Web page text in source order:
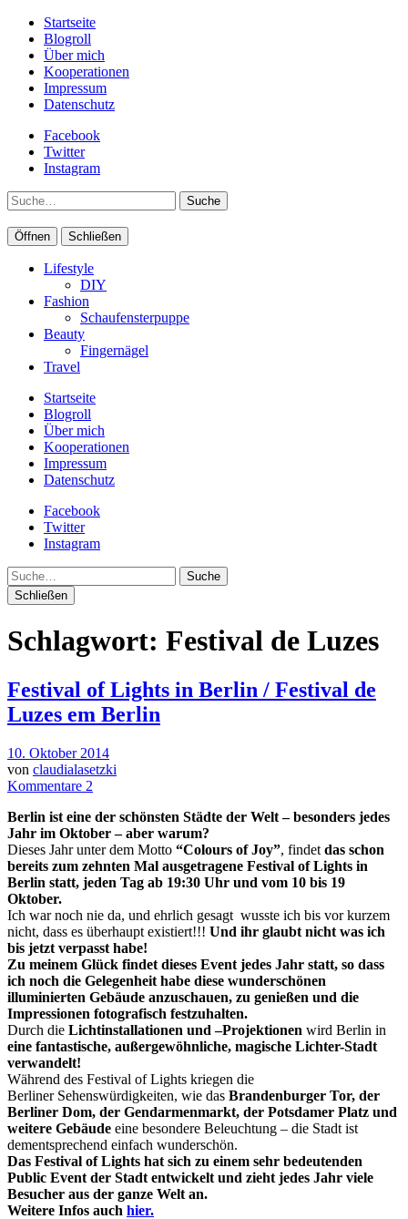
Startseite
Blogroll
Über mich
Kooperationen
Impressum
Datenschutz
Facebook
Twitter
Instagram
Suche
Öffnen Schließen
Lifestyle
DIY
Fashion
Schaufensterpuppe
Beauty
Fingernägel
Travel
Startseite
Blogroll
Über mich
Kooperationen
Impressum
Datenschutz
Facebook
Twitter
Instagram
Suche
Schließen
Schlagwort: Festival de Luzes
Festival of Lights in Berlin / Festival de
Luzes em Berlin
10. Oktober 2014
von claudialasetzki
Kommentare 2
Berlin ist eine der schönsten Städte der Welt – besonders jedes
Jahr im Oktober – aber warum?
Dieses Jahr unter dem Motto “Colours of Joy”, findet das schon
bereits zum zehnten Mal ausgetragene Festival of Lights in
Berlin statt, jeden Tag ab 19:30 Uhr und vom 10 bis 19
Oktober.
Ich war noch nie da, und ehrlich gesagt wusste ich bis vor kurzem
nicht, dass es überhaupt existiert!!! Und ihr glaubt nicht was ich
bis jetzt verpasst habe!
Zu meinem Glück findet dieses Event jedes Jahr statt, so dass
ich noch die Gelegenheit habe diese wunderschönen
illuminierten Gebäude anzuschauen, zu genießen und die
Impressionen fotografisch festzuhalten.
Durch die Lichtinstallationen und –Projektionen wird Berlin in
eine fantastische, außergewöhnliche, magische Lichter-Stadt
verwandelt!
Während des Festival of Lights kriegen die
Berliner Sehenswürdigkeiten, wie das Brandenburger Tor, der
Berliner Dom, der Gendarmenmarkt, der Potsdamer Platz und
weitere Gebäude eine besondere Beleuchtung – die Stadt ist
dementsprechend einfach wunderschön.
Das Festival of Lights hat sich zu einem sehr bedeutenden
Public Event der Stadt entwickelt und zieht jedes Jahr viele
Besucher aus der ganze Welt an.
Weitere Infos auch hier.